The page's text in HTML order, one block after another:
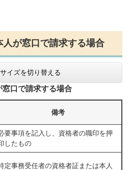
人が窓口で請求する場合
イズを切り替える
口で請求する場合
備考
要事項を記入し、資格者の職印を押
したもの
定事務受任者の資格者証または本人